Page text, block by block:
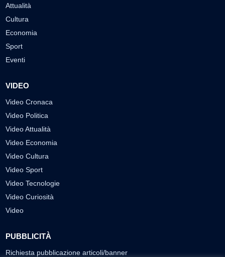
Attualità
Cultura
Economia
Sport
Eventi
VIDEO
Video Cronaca
Video Politica
Video Attualità
Video Economia
Video Cultura
Video Sport
Video Tecnologie
Video Curiosità
Video
PUBBLICITÀ
Richiesta pubblicazione articoli/banner